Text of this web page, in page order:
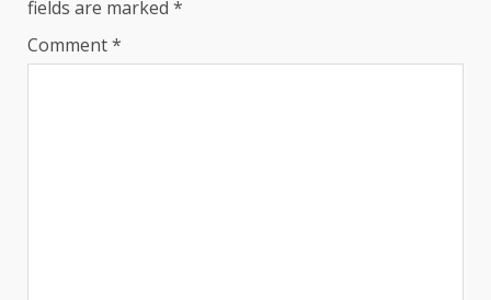
fields are marked *
Comment*